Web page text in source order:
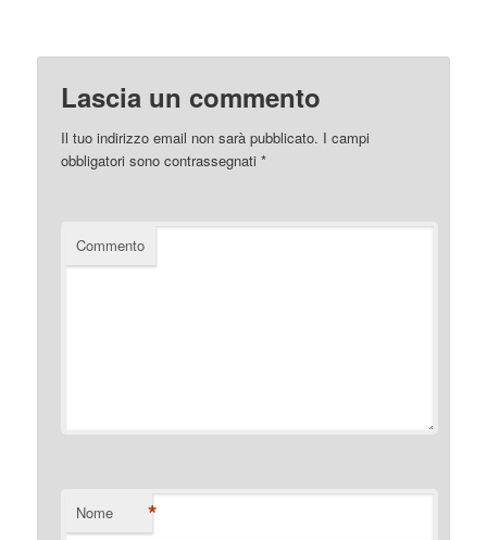
Lascia un commento
Il tuo indirizzo email non sarà pubblicato. I campi
obbligatori sono contrassegnati*
Commento
Nome *